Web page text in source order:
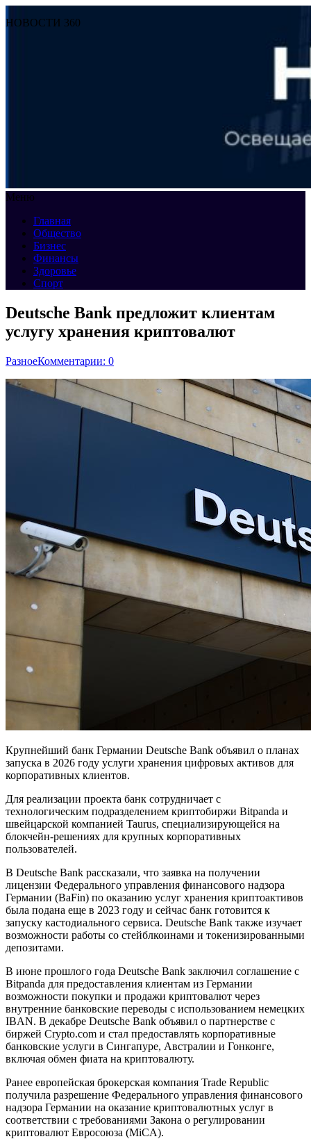
НОВОСТИ 360
Меню
Главная
Общество
Бизнес
Финансы
Здоровье
Спорт
Deutsche Bank предложит клиентам
услугу хранения криптовалют
РазноеКомментарии: 0
Крупнейший банк Германии Deutsche Bank объявил о планах
запуска в 2026 году услуги хранения цифровых активов для
корпоративных клиентов.
Для реализации проекта банк сотрудничает с
технологическим подразделением криптобиржи Bitpanda и
швейцарской компанией Taurus, специализирующейся на
блокчейн-решениях для крупных корпоративных
пользователей.
В Deutsche Bank рассказали, что заявка на получении
лицензии Федерального управления финансового надзора
Германии (BaFin) по оказанию услуг хранения криптоактивов
была подана еще в 2023 году и сейчас банк готовится к
запуску кастодиального сервиса. Deutsche Bank также изучает
возможности работы со стейблкоинами и токенизированными
депозитами.
В июне прошлого года Deutsche Bank заключил соглашение с
Bitpanda для предоставления клиентам из Германии
возможности покупки и продажи криптовалют через
внутренние банковские переводы с использованием немецких
IBAN. В декабре Deutsche Bank объявил о партнерстве с
биржей Crypto.com и стал предоставлять корпоративные
банковские услуги в Сингапуре, Австралии и Гонконге,
включая обмен фиата на криптовалюту.
Ранее европейская брокерская компания Trade Republic
получила разрешение Федерального управления финансового
надзора Германии на оказание криптовалютных услуг в
соответствии с требованиями Закона о регулировании
криптовалют Евросоюза (MiCA).